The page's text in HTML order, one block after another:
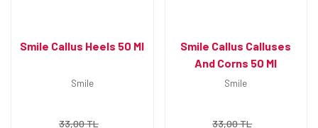
Smile Callus Heels 50 Ml
Smile
33,00 TL
Smile Callus Calluses
And Corns 50 Ml
Smile
33,00 TL